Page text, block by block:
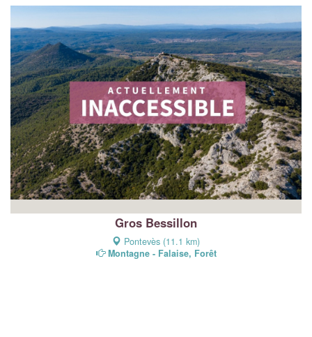
Gros Bessillon
Pontevès (11.1 km)
Montagne - Falaise, Forêt